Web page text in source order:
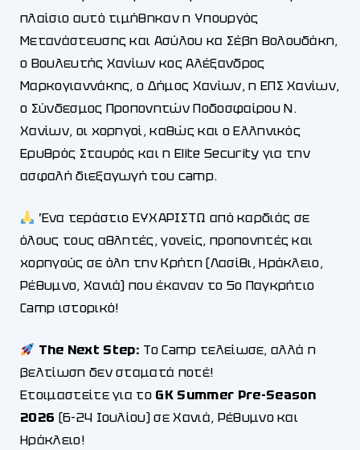
πλαίσιο αυτό τιμήθηκαν η Υπουργός
Μετανάστευσης και Ασύλου κα Σέβη Βολουδάκη,
ο Βουλευτής Χανίων κος Αλέξανδρος
Μαρκογιαννάκης, ο Δήμος Χανίων, η ΕΠΣ Χανίων,
ο Σύνδεσμος Προπονητών Ποδοσφαίρου Ν.
Χανίων, οι χορηγοί, καθώς και ο Ελληνικός
Ερυθρός Σταυρός και η Elite Security για την
ασφαλή διεξαγωγή του camp.
Ένα τεράστιο ΕΥΧΑΡΙΣΤΩ από καρδιάς σε
όλους τους αθλητές, γονείς, προπονητές και
χορηγούς σε όλη την Κρήτη (Λασίθι, Ηράκλειο,
Ρέθυμνο, Χανιά) που έκαναν το 5ο Παγκρήτιο
Camp ιστορικό!
The Next Step: Το Camp τελείωσε, αλλά η
βελτίωση δεν σταματά ποτέ!
Ετοιμαστείτε για το GK Summer Pre-Season
2026 (6-24 Ιουλίου) σε Χανιά, Ρέθυμνο και
Ηράκλειο!